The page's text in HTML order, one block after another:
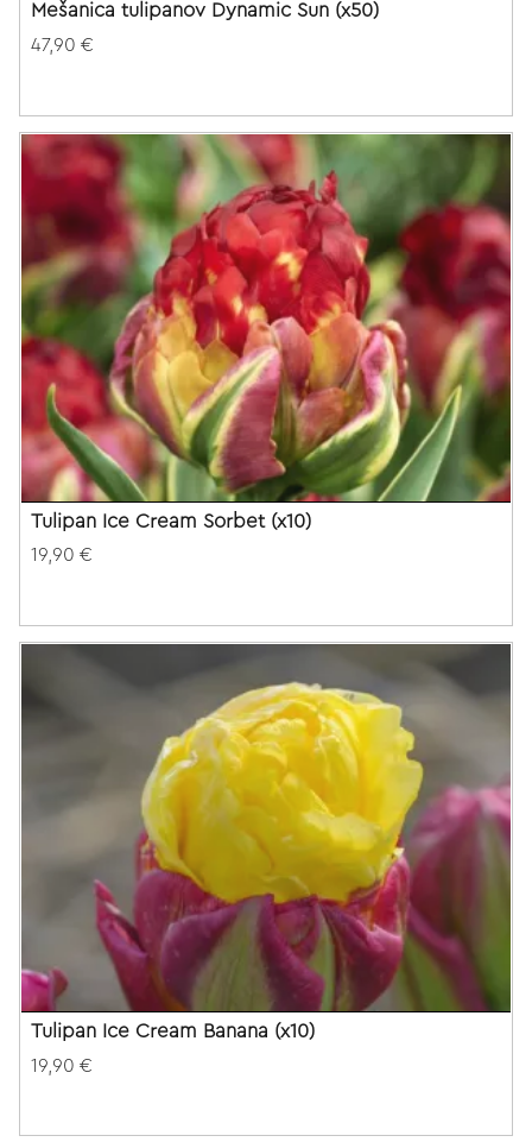
Mešanica tulipanov Dynamic Sun (x50)
47,90 €
Tulipan Ice Cream Sorbet (x10)
19,90 €
Tulipan Ice Cream Banana (x10)
19,90 €